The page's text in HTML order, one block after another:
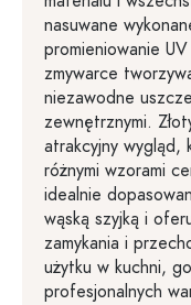
nasuwane
promieniowanie
zmywarce
niezawodne
zewnętrznymi.
atrakcyjny wygląd,
różnymi wzorami
idealnie
wąską szyjką i
zamykania i
użytku w kuchni,
profesjonalnych